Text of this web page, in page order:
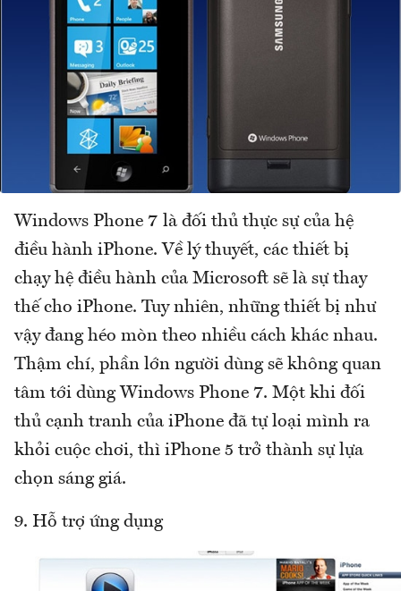
Windows Phone 7 là đối thủ thực sự của hệ
điều hành iPhone. Về lý thuyết, các thiết bị
chạy hệ điều hành của Microsoft sẽ là sự thay
thế cho iPhone. Tuy nhiên, những thiết bị như
vậy đang héo mòn theo nhiều cách khác nhau.
Thậm chí, phần lớn người dùng sẽ không quan
tâm tới dùng Windows Phone 7. Một khi đối
thủ cạnh tranh của iPhone đã tự loại mình ra
khỏi cuộc chơi, thì iPhone 5 trở thành sự lựa
chọn sáng giá.
9. Hỗ trợ ứng dụng